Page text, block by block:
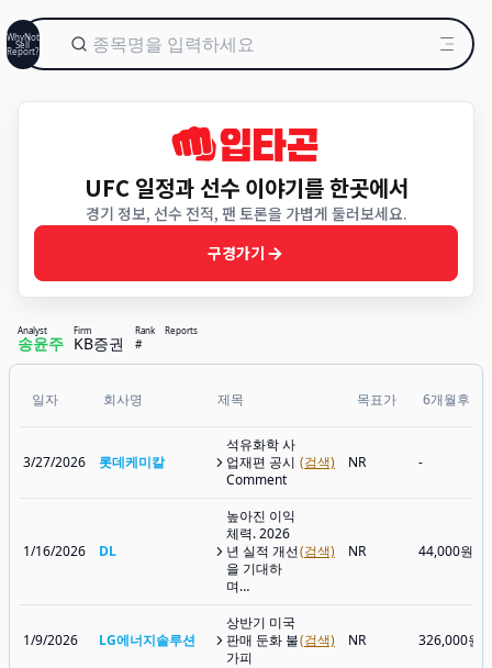
WhyNot
Sell
Report?
UFC 일정과 선수 이야기를 한곳에서
경기 정보, 선수 전적, 팬 토론을 가볍게 둘러보세요.
구경가기
Analyst
송윤주
Firm
KB증권
Rank
#
Reports
일자 회사명 제목 목표가 6개월후
3/27/2026 롯데케미칼
석유화학 사
업재편 공시
Comment
(검색) NR -
1/16/2026 DL
높아진 이익
체력. 2026
년 실적 개선
을 기대하
며…
(검색) NR 44,000원
1/9/2026 LG에너지솔루션
상반기 미국
판매 둔화 불
가피
(검색) NR 326,000원